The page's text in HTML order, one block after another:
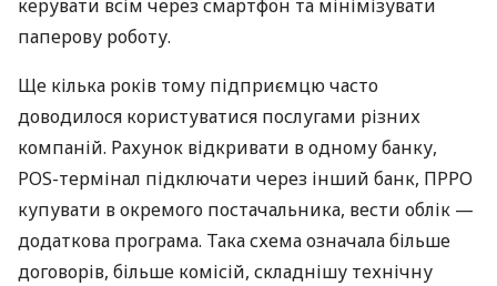
керувати всім через смартфон та мінімізувати
паперову роботу.
Ще кілька років тому підприємцю часто
доводилося користуватися послугами різних
компаній. Рахунок відкривати в одному банку,
POS-термінал підключати через інший банк, ПРРО
купувати в окремого постачальника, вести облік —
додаткова програма. Така схема означала більше
договорів, більше комісій, складнішу технічну